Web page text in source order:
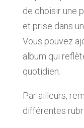
de choisir une
et prise dans
Vous pouvez
album qui
quotidien.
Par ailleurs,
différentes